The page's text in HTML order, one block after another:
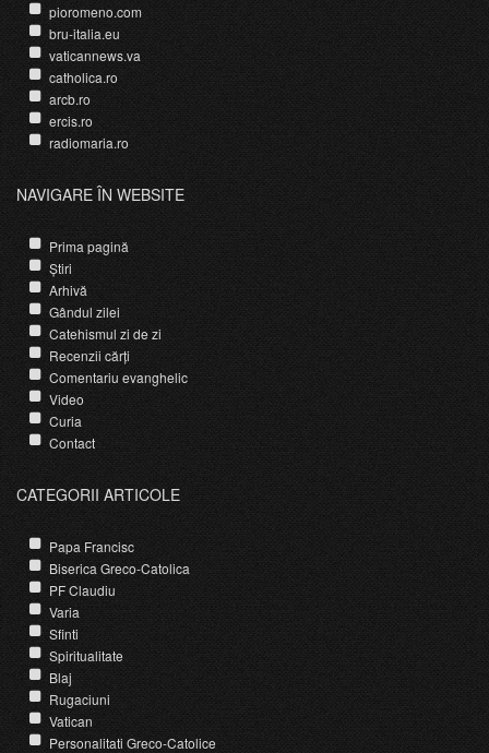
pioromeno.com
bru-italia.eu
vaticannews.va
catholica.ro
arcb.ro
ercis.ro
radiomaria.ro
NAVIGARE ÎN WEBSITE
Prima pagină
Știri
Arhivă
Gândul zilei
Catehismul zi de zi
Recenzii cărți
Comentariu evanghelic
Video
Curia
Contact
CATEGORII ARTICOLE
Papa Francisc
Biserica Greco-Catolica
PF Claudiu
Varia
Sfinti
Spiritualitate
Blaj
Rugaciuni
Vatican
Personalitati Greco-Catolice